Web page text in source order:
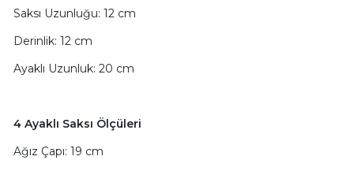
Saksı Uzunluğu: 12 cm
Derinlik: 12 cm
Ayaklı Uzunluk: 20 cm
4 Ayaklı Saksı Ölçüleri
Ağız Çapı: 19 cm